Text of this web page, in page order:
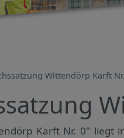
Wittendörp Karft
Karft Nr. 0" liegt